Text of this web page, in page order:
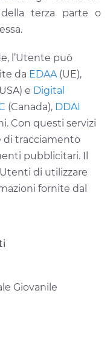
terza parte o
l’Utente può
da EDAA (UE),
e Digital
(Canada), DDAI
Con questi servizi
di tracciamento
pubblicitari. Il
di utilizzare
fornite dal
Giovanile